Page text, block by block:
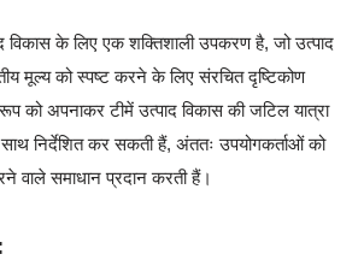
विकास के लिए एक शक्तिशाली उपकरण है, जो उत्पाद
मूल्य को स्पष्ट करने के लिए संरचित दृष्टिकोण
को अपनाकर टीमें उत्पाद विकास की जटिल यात्रा
निर्देशित कर सकती हैं, अंततः उपयोगकर्ताओं को
वाले समाधान प्रदान करती हैं।